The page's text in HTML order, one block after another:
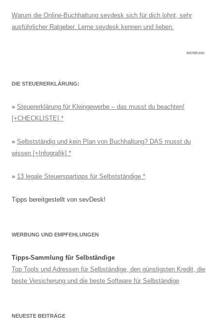
Warum die Online-Buchhaltung sevdesk sich für dich lohnt, sehr
ausführlicher Ratgeber. Lerne sevdesk kennen und lieben.
WERBUNG
DIE STEUERERKLÄRUNG:
» Steuererklärung für Kleingewerbe – das musst du beachten!
[+CHECKLISTE]
» Selbstständig und kein Plan von Buchhaltung? DAS musst du
wissen [+Infografik]
» 13 legale Steuerspartipps für Selbstständige
Tipps bereitgestellt von sevDesk!
WERBUNG UND EMPFEHLUNGEN
Tipps-Sammlung für Selbständige
Top Tools und Adressen für Selbständige, den günstigsten Kredit, die
beste Versicherung und die beste Software für Selbständige
NEUESTE BEITRÄGE